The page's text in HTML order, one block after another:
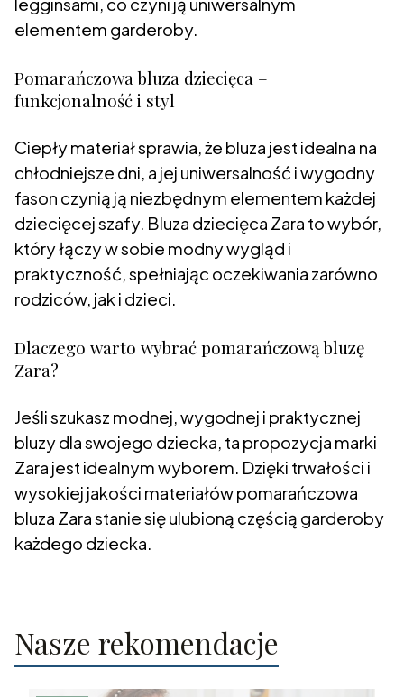
elementem garderoby.
Pomarańczowa bluza dziecięca –
funkcjonalność i styl
Ciepły materiał sprawia, że bluza jest idealna na
chłodniejsze dni, a jej uniwersalność i wygodny
fason czynią ją niezbędnym elementem każdej
dziecięcej szafy. Bluza dziecięca Zara to wybór,
który łączy w sobie modny wygląd i
praktyczność, spełniając oczekiwania zarówno
rodziców, jak i dzieci.
Dlaczego warto wybrać pomarańczową bluzę
Zara?
Jeśli szukasz modnej, wygodnej i praktycznej
bluzy dla swojego dziecka, ta propozycja marki
Zara jest idealnym wyborem. Dzięki trwałości i
wysokiej jakości materiałów pomarańczowa
bluza Zara stanie się ulubioną częścią garderoby
każdego dziecka.
Nasze rekomendacje